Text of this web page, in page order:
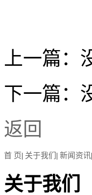
上一篇：
下一篇：
返回
首 页| 关于我们 | 新闻资讯|
关于我们